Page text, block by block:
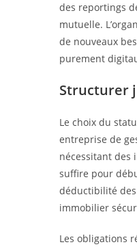
des reportings
mutuelle.
de nouveaux
purement
Structurer
Le choix du
entreprise de
nécessitant des
suffire pour
déductibilité
immobilier
Les obligations